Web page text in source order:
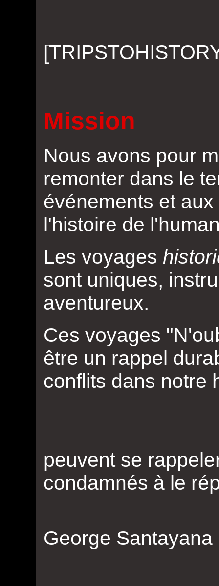
Mission
Nous avons pour
remonter dans le
événements et
l'histoire de
Les voyages
sont uniques,
aventureux.
Ces voyages
être un rappel
conflits dans notre
peuvent se
condamnés à le
George